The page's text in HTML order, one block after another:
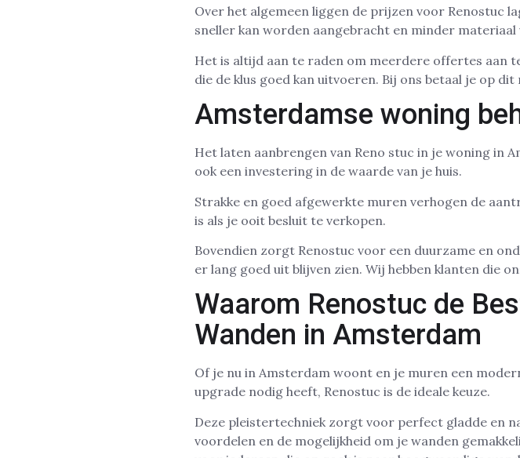
Over het algemeen liggen de prijzen voor Renostuc
sneller kan worden aangebracht en minder materiaal
Het is altijd aan te raden om meerdere offertes aan
die de klus goed kan uitvoeren. Bij ons betaal je op
Amsterdamse woning
Het laten aanbrengen van Reno stuc in je woning in
ook een investering in de waarde van je huis.
Strakke en goed afgewerkte muren verhogen de
is als je ooit besluit te verkopen.
Bovendien zorgt Renostuc voor een duurzame en
er lang goed uit blijven zien. Wij hebben klanten die
Waarom Renostuc de
Wanden in Amsterdam
Of je nu in Amsterdam woont en je muren een
upgrade nodig heeft, Renostuc is de ideale keuze.
Deze pleistertechniek zorgt voor perfect gladde en
voordelen en de mogelijkheid om je wanden